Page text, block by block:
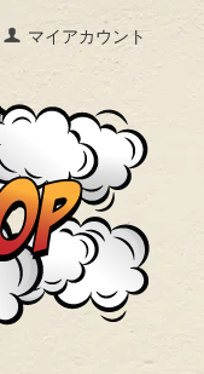
マイアカウント